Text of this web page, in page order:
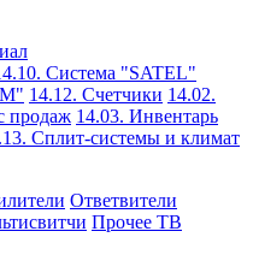
Система "SATEL"
14.12. Счетчики 14.02.
продаж 14.03. Инвентарь
Сплит-системы и климат
Ответвители
Прочее ТВ